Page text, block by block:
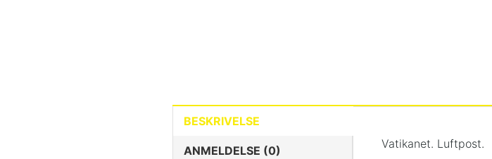
BESKRIVELSE
ANMELDELSE (0)
Vatikanet. Luftpost.